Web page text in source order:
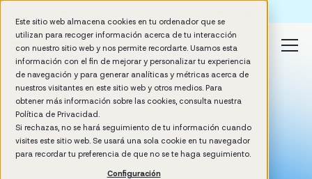
Este sitio web almacena cookies en tu ordenador que se
utilizan para recoger información acerca de tu interacción
con nuestro sitio web y nos permite recordarte. Usamos esta
información con el fin de mejorar y personalizar tu experiencia
de navegación y para generar analíticas y métricas acerca de
nuestros visitantes en este sitio web y otros medios. Para
obtener más información sobre las cookies, consulta nuestra
Política de Privacidad.
Si rechazas, no se hará seguimiento de tu información cuando
visites este sitio web. Se usará una sola cookie en tu navegador
para recordar tu preferencia de que no se te haga seguimiento.
Configuración